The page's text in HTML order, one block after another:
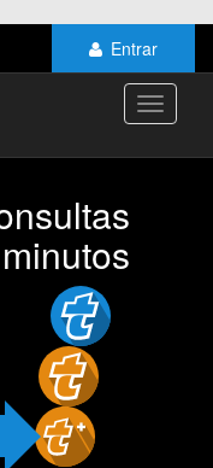
Entrar
Toggle